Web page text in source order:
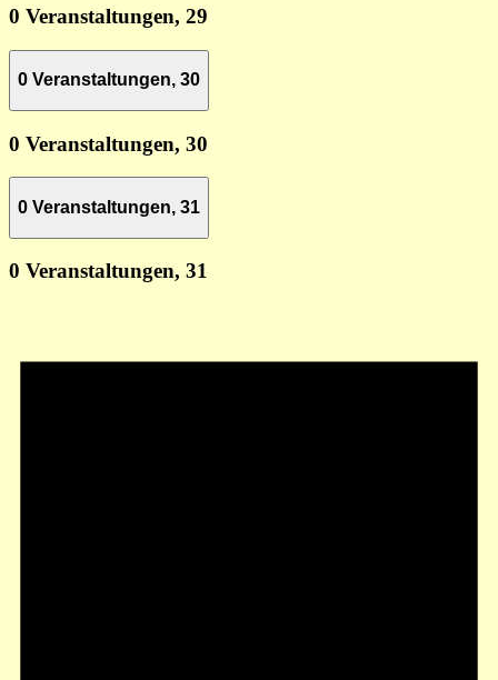
0 Veranstaltungen, 29
0 Veranstaltungen, 30
0 Veranstaltungen, 30
0 Veranstaltungen, 31
0 Veranstaltungen, 31